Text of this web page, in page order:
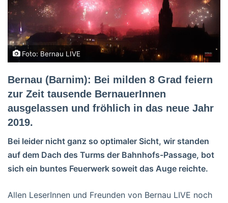
Foto: Bernau LIVE
Bernau (Barnim): Bei milden 8 Grad feiern
zur Zeit tausende BernauerInnen
ausgelassen und fröhlich in das neue Jahr
2019.
Bei leider nicht ganz so optimaler Sicht, wir standen
auf dem Dach des Turms der Bahnhofs-Passage, bot
sich ein buntes Feuerwerk soweit das Auge reichte.
Allen LeserInnen und Freunden von Bernau LIVE noch